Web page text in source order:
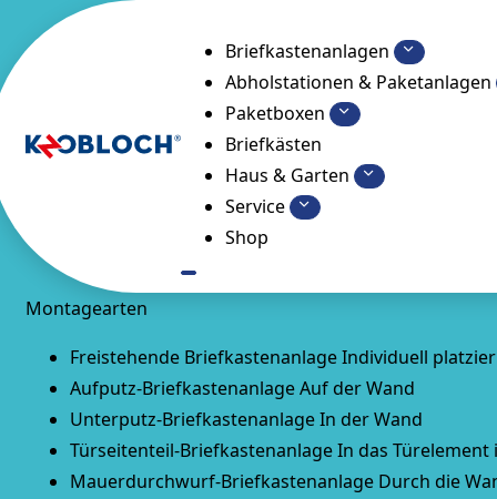
Briefkastenanlagen
Abholstationen & Paketanlagen
Paketboxen
Briefkästen
Haus & Garten
Service
Shop
Montagearten
Freistehende BriefkastenanlageIndividuell
Aufputz-BriefkastenanlageAuf der Wand
Unterputz-BriefkastenanlageIn der Wand
Türseitenteil-BriefkastenanlageIn das
Mauerdurchwurf-Briefkastenanlage Durch die